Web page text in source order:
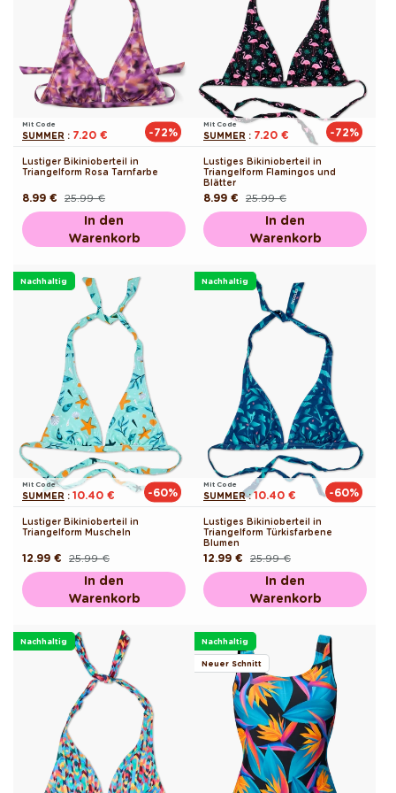
Mit Code
SUMMER : 7.20 € -72%
Lustiger Bikinioberteil in
Triangelform Rosa Tarnfarbe
Normaler
Preis
25.99 €
Verkaufspreis
8.99 €
In den
Warenkorb
Mit Code
SUMMER : 7.20 € -72%
Lustiges Bikinioberteil in
Triangelform Flamingos und
Blätter
Normaler
Preis
25.99 €
Verkaufspreis
8.99 €
In den
Warenkorb
Nachhaltig
Mit Code
SUMMER : 10.40 € -60%
Lustiger Bikinioberteil in
Triangelform Muscheln
Normaler
Preis
25.99 €
Verkaufspreis
12.99 €
In den
Warenkorb
Nachhaltig
Mit Code
SUMMER:10.40 € -60%
Lustiges Bikinioberteil in
Triangelform Türkisfarbene
Blumen
Normaler
Preis
25.99 €
Verkaufspreis
12.99 €
In den
Warenkorb
Nachhaltig Nachhaltig
Neuer Schnitt